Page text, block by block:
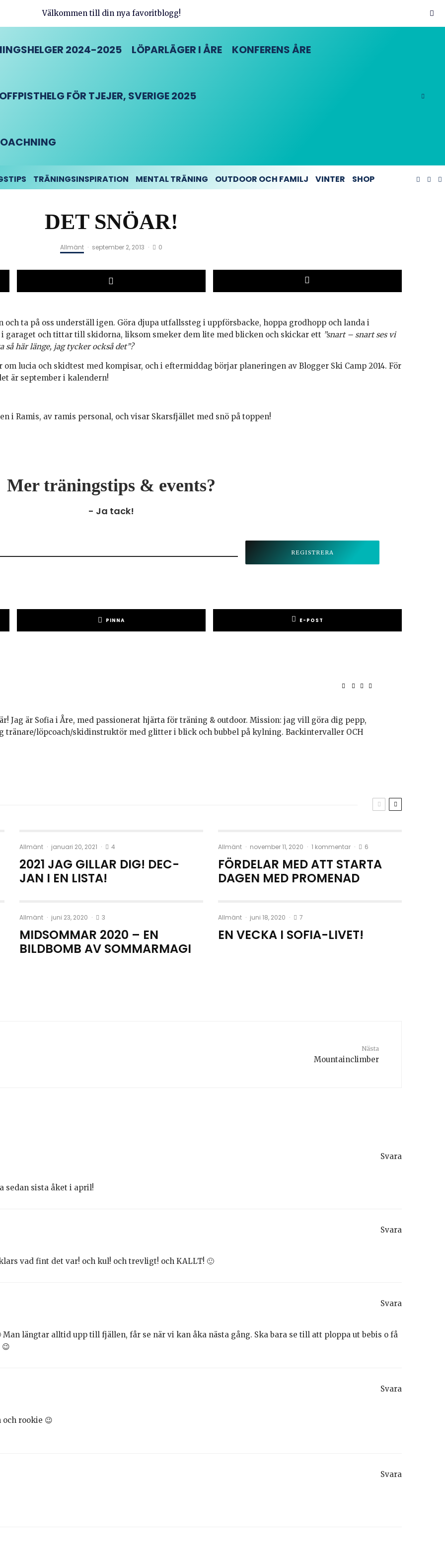
Välkommen till din nya favoritblogg!
2024-2025 LÖPARLÄGER I ÅRE KONFERENS ÅRE
FÖR TJEJER, SVERIGE 2025
TRÄNINGSINSPIRATION MENTAL TRÄNING OUTDOOR OCH FAMILJ VINTER SHOP
DET SNÖAR!
Allmänt · september 2, 2013 · 0
ta på oss underställ igen. Göra djupa utfallssteg i uppförsbacke, hoppa grodhopp och landa i
garaget och tittar till skidorna, liksom smeker dem lite med blicken och skickar ett ”snart – snart ses vi
här länge, jag tycker också det”?
om lucia och skidtest med kompisar, och i eftermiddag börjar planeringen av Blogger Ski Camp 2014. För
är september i kalendern!
i Ramis, av ramis personal, och visar Skarsfjället med snö på toppen!
Mer träningstips & events?
- Ja tack!
PINNA E-POST
Jag är Sofia i Åre, med passionerat hjärta för träning & outdoor. Mission: jag vill göra dig pepp,
tränare/löpcoach/skidinstruktör med glitter i blick och bubbel på kylning. Backintervaller OCH
Allmänt · januari 20, 2021 · 4
2021 JAG GILLAR DIG! DEC-
JAN I EN LISTA!
Allmänt · november 11, 2020 · 1 kommentar · 6
FÖRDELAR MED ATT STARTA
DAGEN MED PROMENAD
Allmänt · juni 23, 2020 · 3
MIDSOMMAR 2020 – EN
BILDBOMB AV SOMMARMAGI
Allmänt · juni 18, 2020 · 7
EN VECKA I SOFIA-LIVET!
Nästa
Mountainclimber
sedan sista åket i april!
Svara
vad fint det var! och kul! och trevligt! och KALLT! 🙂
Svara
Man längtar alltid upp till fjällen, får se när vi kan åka nästa gång. Ska bara se till att ploppa ut bebis o få
Svara
rookie 😉
Svara
Svara